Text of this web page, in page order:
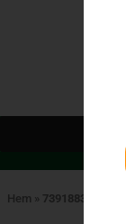
Hem » 7391883053676